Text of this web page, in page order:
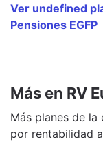
Ver undefined
Pensiones EGFP
Más en RV
Más planes de la
por rentabilidad